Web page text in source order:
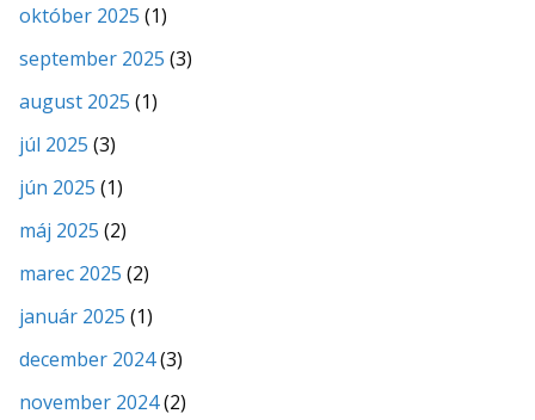
október 2025 (1)
september 2025 (3)
august 2025 (1)
júl 2025 (3)
jún 2025 (1)
máj 2025 (2)
marec 2025 (2)
január 2025 (1)
december 2024(3)
november 2024(2)